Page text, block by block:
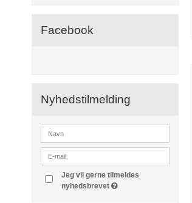
Facebook
Nyhedstilmelding
Jeg vil gerne tilmeldes
nyhedsbrevet